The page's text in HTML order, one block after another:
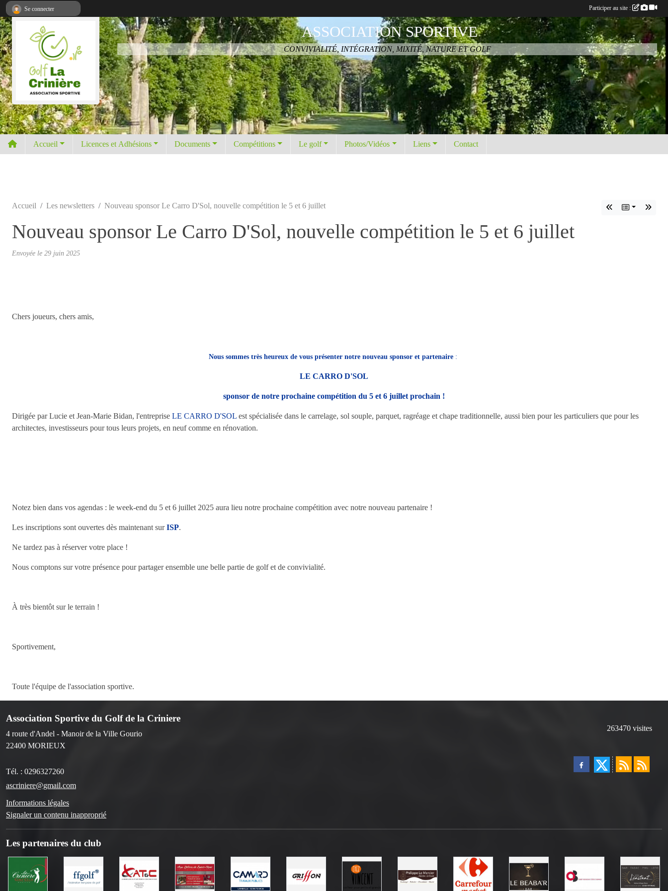
ASSOCIATION SPORTIVE
CONVIVIALITÉ, INTÉGRATION, MIXITÉ, NATURE ET GOLF
Accueil Licences et Adhésions Documents Compétitions Le golf Photos/Vidéos Liens Contact
Accueil Les newsletters Nouveau sponsor Le Carro D'Sol, nouvelle compétition le 5 et 6 juillet
Nouveau sponsor Le Carro D'Sol, nouvelle compétition le 5 et 6 juillet
Envoyée le 29 juin 2025
Chers joueurs, chers amis,
Nous sommes très heureux de vous présenter notre nouveau sponsor et partenaire :
LE CARRO D'SOL
sponsor de notre prochaine compétition du 5 et 6 juillet prochain !
Dirigée par Lucie et Jean-Marie Bidan, l'entreprise LE CARRO D'SOL est spécialisée dans le carrelage, sol souple, parquet, ragréage et chape traditionnelle, aussi bien pour les particuliers que pour les
architectes, investisseurs pour tous leurs projets, en neuf comme en rénovation.
Notez bien dans vos agendas : le week-end du 5 et 6 juillet 2025 aura lieu notre prochaine compétition avec notre nouveau partenaire !
Les inscriptions sont ouvertes dès maintenant surISP.
Ne tardez pas à réserver votre place !
Nous comptons sur votre présence pour partager ensemble une belle partie de golf et de convivialité.
À très bientôt sur le terrain !
Sportivement,
Toute l'équipe de l'association sportive.
Association Sportive du Golf de la Criniere
4 route d'Andel - Manoir de la Ville Gourio
22400 MORIEUX
Tél. : 0296327260
ascriniere@gmail.com
Informations légales
Signaler un contenu inapproprié
263470 visites
Les partenaires du club
Se connecter Participer au site :
Panneau de gestion des cookies